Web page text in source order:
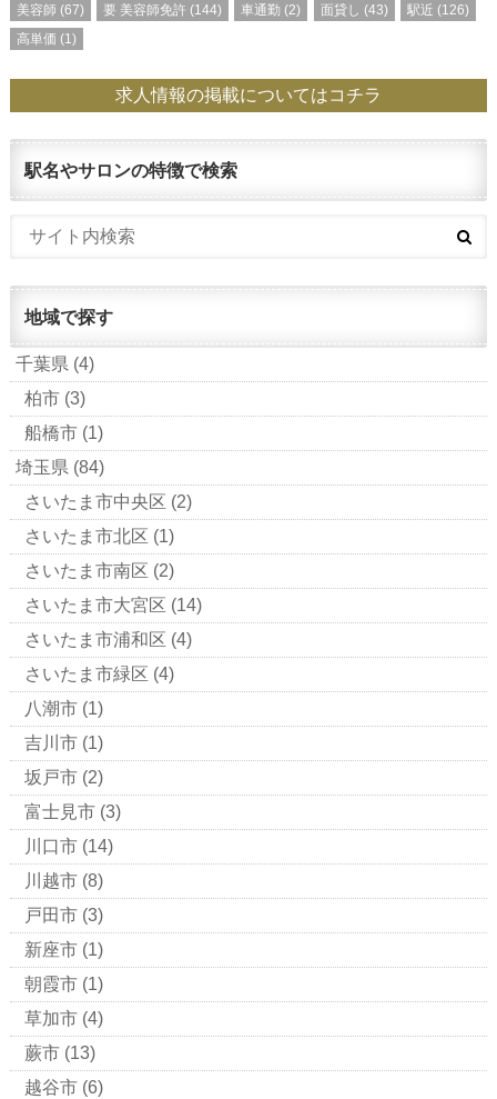
美容師 (67) 要 美容師免許 (144) 車通勤 (2) 面貸し (43) 駅近 (126)
高単価 (1)
求人情報の掲載についてはコチラ
駅名やサロンの特徴で検索
地域で探す
千葉県 (4)
柏市 (3)
船橋市 (1)
埼玉県 (84)
さいたま市中央区 (2)
さいたま市北区 (1)
さいたま市南区 (2)
さいたま市大宮区 (14)
さいたま市浦和区 (4)
さいたま市緑区 (4)
八潮市 (1)
吉川市 (1)
坂戸市 (2)
富士見市 (3)
川口市 (14)
川越市 (8)
戸田市 (3)
新座市 (1)
朝霞市 (1)
草加市 (4)
蕨市 (13)
越谷市 (6)